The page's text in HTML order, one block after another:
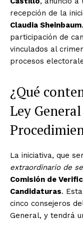
recepción de la
Claudia Sheinbaum
participación de
vinculados al
procesos
¿Qué
Ley
La iniciativa, que
extraordinario de
Comisión de
Candidaturas.
cinco consejeros
General, y tendrá